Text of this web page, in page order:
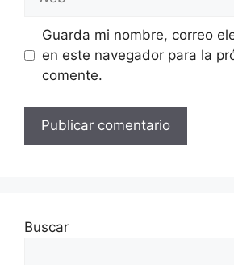
Guarda mi nombre, correo
en este navegador para la
comente.
Buscar